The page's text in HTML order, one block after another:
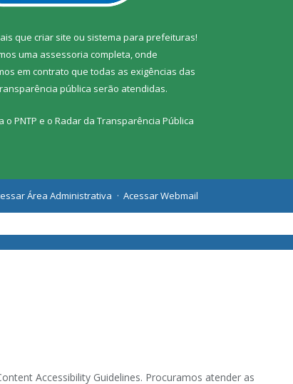
que criar site ou sistema para prefeituras!
uma assessoria completa, onde
em contrato que todas as exigências das
pública serão atendidas.
o PNTP e o Radar da Transparência Pública
Área Administrativa Acessar Webmail
Accessibility Guidelines. Procuramos atender as